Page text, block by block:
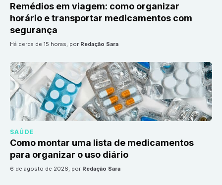
Remédios em viagem: como organizar
horário e transportar medicamentos com
segurança
há cerca de 15 horas, por Redação Sara
SAÚDE
Como montar uma lista de medicamentos
para organizar o uso diário
6 de agosto de 2026, por Redação Sara